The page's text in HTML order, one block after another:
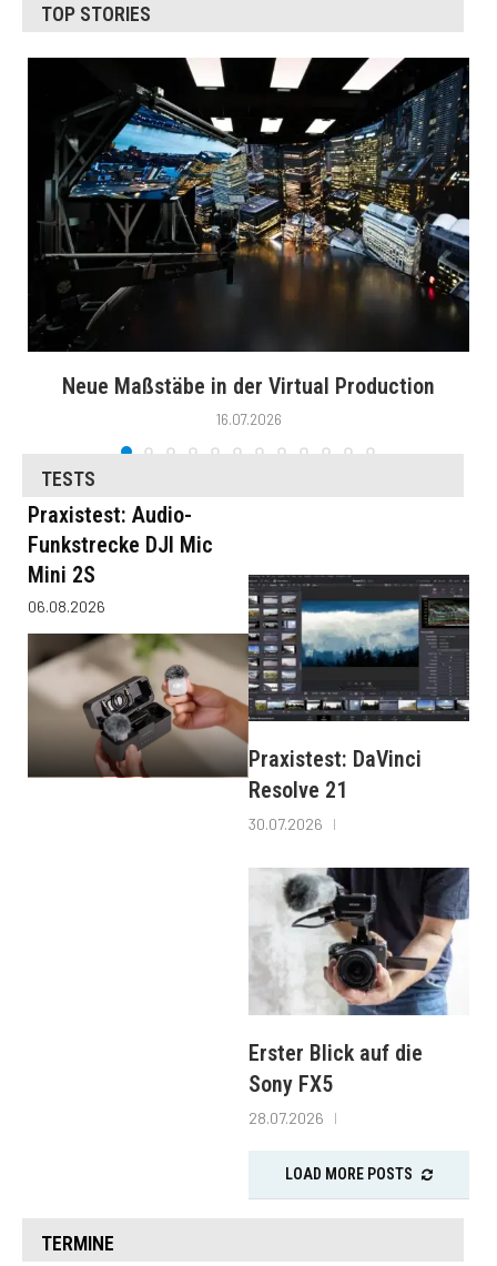
TOP STORIES
Neue Maßstäbe in der Virtual Production
16.07.2026
TESTS
Praxistest: Audio-
Funkstrecke DJI Mic
Mini 2S
06.08.2026
Praxistest: DaVinci
Resolve 21
30.07.2026
Erster Blick auf die
Sony FX5
28.07.2026
LOAD MORE POSTS
TERMINE